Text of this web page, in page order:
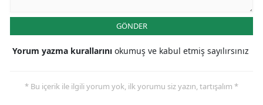
GÖNDER
Yorum yazma kurallarını okumuş ve kabul etmiş sayılırsınız
* Bu içerik ile ilgili yorum yok, ilk yorumu siz yazın, tartışalım *